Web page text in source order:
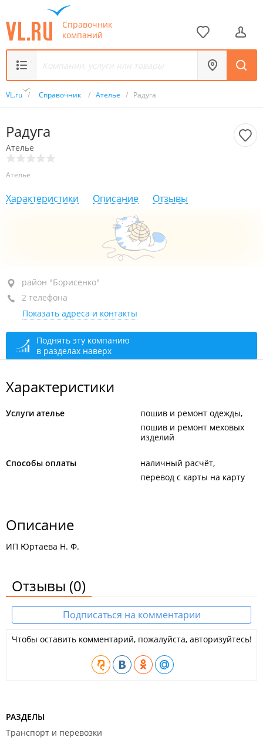
Справочник
компаний
VL.ru / Справочник / Ателье / Радуга
Радуга
Ателье
Ателье
Характеристики Описание Отзывы
район "Борисенко", ул. Новожилова, 35
+7 902 483-41-67
+7 (423) 269-41-67
По предварительной записи
район "Борисенко"
2 телефона
Показать адреса и контакты
Поднять эту компанию
в разделах наверх
Характеристики
Услуги ателье
пошив и ремонт одежды
пошив и ремонт меховых
изделий
Способы оплаты
наличный расчёт
перевод с карты на карту
Описание
ИП Юртаева Н. Ф.
Отзывы (0)
Подписаться на комментарии
Чтобы оставить комментарий, пожалуйста, авторизуйтесь!
РАЗДЕЛЫ
Транспорт и перевозки